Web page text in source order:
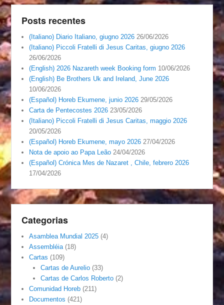
Posts recentes
(Italiano) Diario Italiano, giugno 2026 26/06/2026
(Italiano) Piccoli Fratelli di Jesus Caritas, giugno 2026
26/06/2026
(English) 2026 Nazareth week Booking form 10/06/2026
(English) Be Brothers Uk and Ireland, June 2026
10/06/2026
(Español) Horeb Ekumene, junio 2026 29/05/2026
Carta de Pentecostes 2026 23/05/2026
(Italiano) Piccoli Fratelli di Jesus Caritas, maggio 2026
20/05/2026
(Español) Horeb Ekumene, mayo 2026 27/04/2026
Nota de apoio ao Papa Leão 24/04/2026
(Español) Crónica Mes de Nazaret , Chile, febrero 2026
17/04/2026
Categorias
Asamblea Mundial 2025 (4)
Assembléia (18)
Cartas (109)
Cartas de Aurelio(33)
Cartas de Carlos Roberto(2)
Comunidad Horeb (211)
Documentos (421)